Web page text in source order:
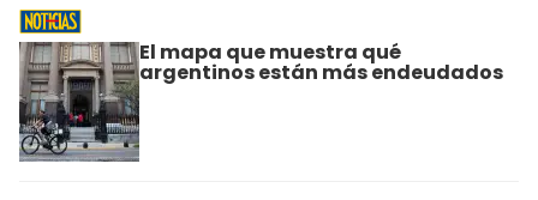
El mapa que muestra qué
argentinos están más endeudados